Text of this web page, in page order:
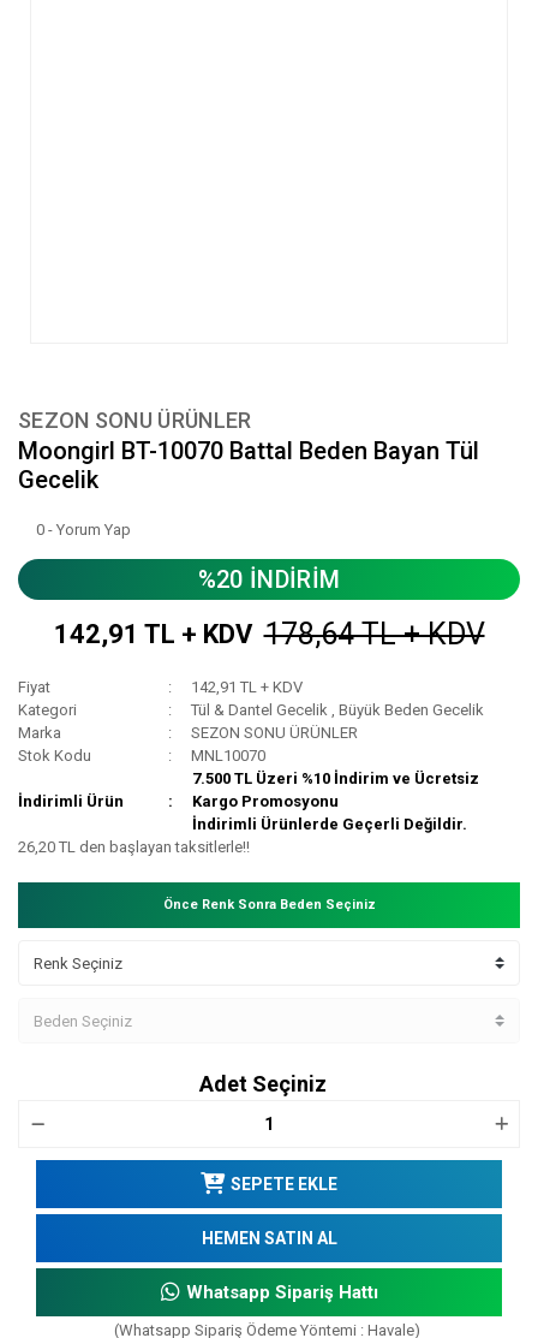
SEZON SONU ÜRÜNLER
Moongirl BT-10070 Battal Beden Bayan Tül
Gecelik
0 - Yorum Yap
%20 İNDİRİM
142,91 TL + KDV 178,64 TL + KDV
Fiyat
142,91 TL + KDV
Kategori
Tül & Dantel Gecelik ,Büyük Beden Gecelik
Marka
SEZON SONU ÜRÜNLER
Stok Kodu
MNL10070
İndirimli Ürün
7.500 TL Üzeri %10 İndirim ve Ücretsiz
Kargo Promosyonu
İndirimli Ürünlerde Geçerli Değildir.
26,20 TL den başlayan taksitlerle!!
Önce Renk Sonra Beden Seçiniz
Adet Seçiniz
SEPETE EKLE
HEMEN SATIN AL
Whatsapp Sipariş Hattı
(Whatsapp Sipariş Ödeme Yöntemi : Havale)